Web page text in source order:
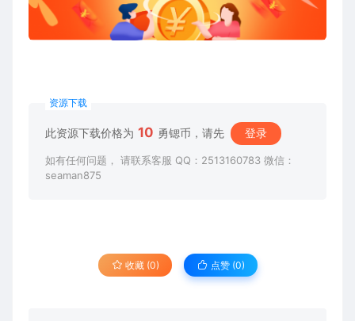
资源下载
此资源下载价格为 10 勇锶币，请先 登录
如有任何问题， 请联系客服 QQ：2513160783 微信：
seaman875
收藏 (0) 点赞 (0)